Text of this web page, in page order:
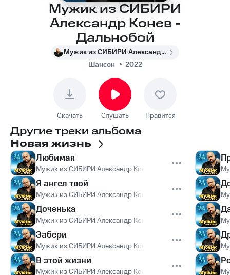
Мужик из СИБИРИ
Александр Конев -
Дальнобой
Мужик из СИБИРИ Александр Конев
Шансон
2022
Скачать Слушать Нравится
Другие треки альбома
Новая жизнь
Любимая
Мужик из СИБИРИ Александр Конев
Я ангел твой
Мужик из СИБИРИ Александр Конев
Доченька
Мужик из СИБИРИ Александр Конев
Забери
Мужик из СИБИРИ Александр Конев
В этой жизни
Мужик из СИБИРИ Александр Конев